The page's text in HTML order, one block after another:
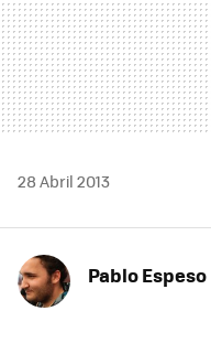
28 Abril 2013
Pablo Espeso